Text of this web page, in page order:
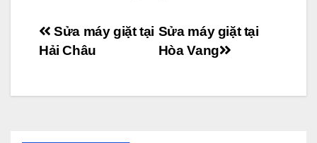
Điều
bài
Sửa máy giặt tại
Hòa Vang
Sửa máy giặt tại
Hải Châu